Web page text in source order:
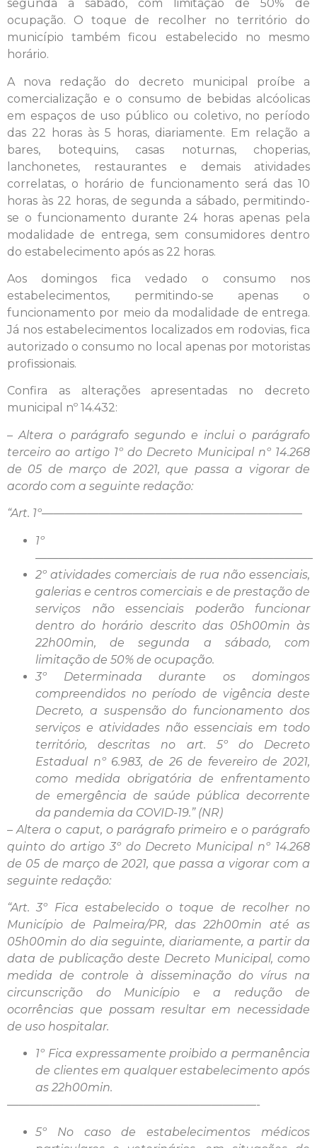
segunda a sábado, com limitação de 50% de
ocupação. O toque de recolher no território do
município também ficou estabelecido no mesmo
horário.
A nova redação do decreto municipal proíbe a
comercialização e o consumo de bebidas alcóolicas
em espaços de uso público ou coletivo, no período
das 22 horas às 5 horas, diariamente. Em relação a
bares, botequins, casas noturnas, choperias,
lanchonetes, restaurantes e demais atividades
correlatas, o horário de funcionamento será das 10
horas às 22 horas, de segunda a sábado, permitindo-
se o funcionamento durante 24 horas apenas pela
modalidade de entrega, sem consumidores dentro
do estabelecimento após as 22 horas.
Aos domingos fica vedado o consumo nos
estabelecimentos, permitindo-se apenas o
funcionamento por meio da modalidade de entrega.
Já nos estabelecimentos localizados em rodovias, fica
autorizado o consumo no local apenas por motoristas
profissionais.
Confira as alterações apresentadas no decreto
municipal nº 14.432:
– Altera o parágrafo segundo e inclui o parágrafo
terceiro ao artigo 1º do Decreto Municipal nº 14.268
de 05 de março de 2021, que passa a vigorar de
acordo com a seguinte redação:
“Art. 1º———————————————————————
1º
————————————————————————–
2º atividades comerciais de rua não essenciais,
galerias e centros comerciais e de prestação de
serviços não essenciais poderão funcionar
dentro do horário descrito das 05h00min às
22h00min, de segunda a sábado, com
limitação de 50% de ocupação.
3º Determinada durante os domingos
compreendidos no período de vigência deste
Decreto, a suspensão do funcionamento dos
serviços e atividades não essenciais em todo
território, descritas no art. 5º do Decreto
Estadual nº 6.983, de 26 de fevereiro de 2021,
como medida obrigatória de enfrentamento
de emergência de saúde pública decorrente
da pandemia da COVID-19.” (NR)
– Altera o caput, o parágrafo primeiro e o parágrafo
quinto do artigo 3º do Decreto Municipal nº 14.268
de 05 de março de 2021, que passa a vigorar com a
seguinte redação:
“Art. 3º Fica estabelecido o toque de recolher no
Município de Palmeira/PR, das 22h00min até as
05h00min do dia seguinte, diariamente, a partir da
data de publicação deste Decreto Municipal, como
medida de controle à disseminação do vírus na
circunscrição do Município e a redução de
ocorrências que possam resultar em necessidade
de uso hospitalar.
1º Fica expressamente proibido a permanência
de clientes em qualquer estabelecimento após
as 22h00min.
——————————————————————-
5º No caso de estabelecimentos médicos